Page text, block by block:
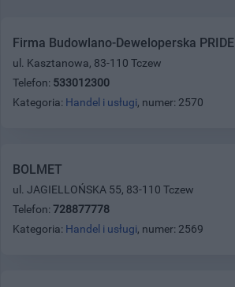
Firma Budowlano-Deweloperska PRIDE
ul. Kasztanowa, 83-110 Tczew
Telefon: 533012300
Kategoria: Handel i usługi, numer: 2570
BOLMET
ul. JAGIELLOŃSKA 55, 83-110 Tczew
Telefon: 728877778
Kategoria: Handel i usługi, numer: 2569